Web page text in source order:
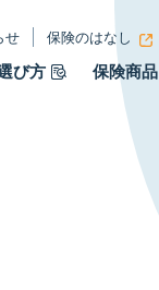
せ 保険のはなし
び方 保険商品